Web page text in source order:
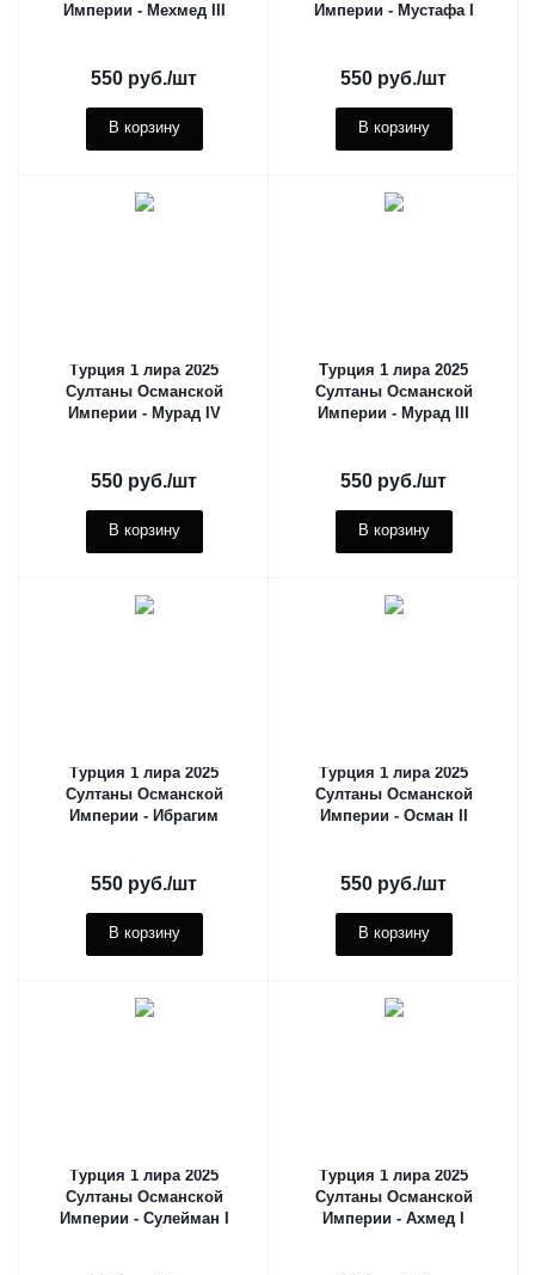
Империи - Мехмед III
550 руб./шт
В корзину
Империи - Мустафа I
550 руб./шт
В корзину
Турция 1 лира 2025
Султаны Османской
Империи - Мурад IV
550 руб./шт
В корзину
Турция 1 лира 2025
Султаны Османской
Империи - Мурад III
550 руб./шт
В корзину
Турция 1 лира 2025
Султаны Османской
Империи - Ибрагим
550 руб./шт
В корзину
Турция 1 лира 2025
Султаны Османской
Империи - Осман II
550 руб./шт
В корзину
Турция 1 лира 2025
Султаны Османской
Империи - Сулейман I
Турция 1 лира 2025
Султаны Османской
Империи - Ахмед I